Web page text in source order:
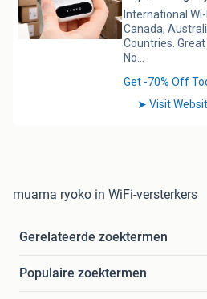
muama ryoko in WiFi-versterkers
Gerelateerde zoektermen
Populaire zoektermen